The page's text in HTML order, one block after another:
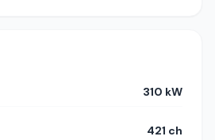
310 kW
421 ch